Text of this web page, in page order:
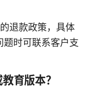
退款政策，具体
题时可联系客户支
育版本？